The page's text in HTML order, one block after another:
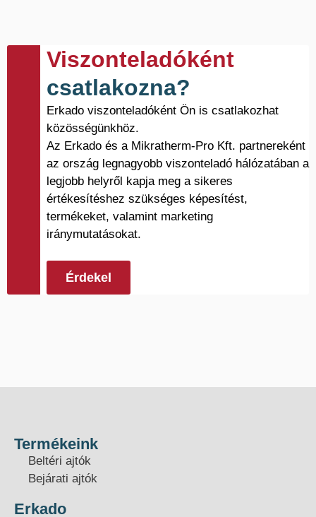
Viszonteladóként
csatlakozna?
Erkado viszonteladóként Ön is csatlakozhat
közösségünkhöz.
Az Erkado és a Mikratherm-Pro Kft. partnereként
az ország legnagyobb viszonteladó hálózatában a
legjobb helyről kapja meg a sikeres
értékesítéshez szükséges képesítést,
termékeket, valamint marketing
iránymutatásokat.
Érdekel
Termékeink
Beltéri ajtók
Bejárati ajtók
Erkado